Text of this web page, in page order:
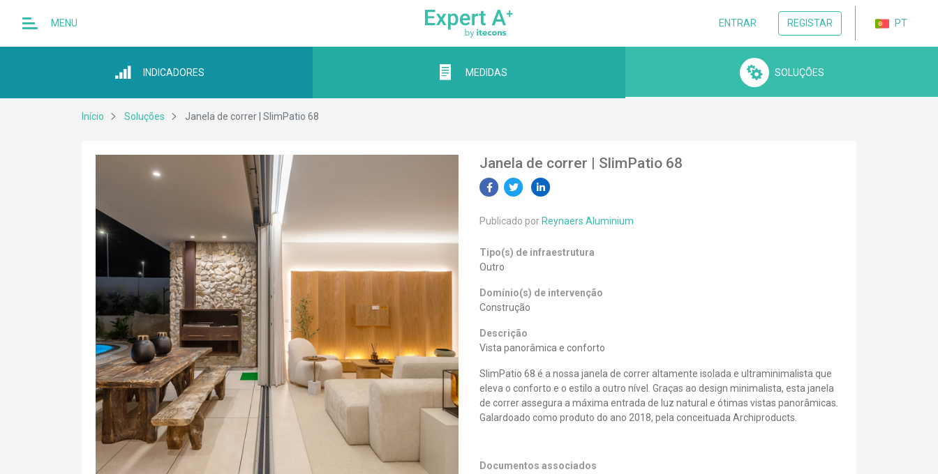
MENU ENTRAR REGISTAR PT
INDICADORES MEDIDAS SOLUÇÕES
Início Soluções Janela de correr | SlimPatio 68
Janela de correr | SlimPatio 68
Publicado por Reynaers Aluminium
Tipo(s) de infraestrutura
Outro
Domínio(s) de intervenção
Construção
Descrição
Vista panorâmica e conforto
SlimPatio 68 é a nossa janela de correr altamente isolada e ultraminimalista que
eleva o conforto e o estilo a outro nível. Graças ao design minimalista, esta janela
de correr assegura a máxima entrada de luz natural e ótimas vistas panorâmicas.
Galardoado como produto do ano 2018, pela conceituada Archiproducts.
Documentos associados